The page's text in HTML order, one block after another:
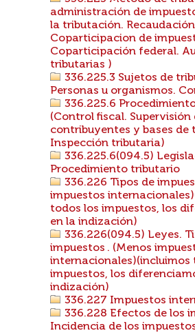
administración de
la tributación.
Coparticipacion de
Coparticipación federal.
tributarias )
336.225.3 Sujetos de
Personas u organismos.
336.225.6
(Control fiscal. Supervisión
contribuyentes y bases de
Inspección tributaria)
336.225.6(094.5)
Procedimiento tributario
336.226 Tipos de
impuestos
todos los impuestos, los
en la indización)
336.226(094.5) Leyes.
impuestos . (Menos
internacionales)(incluimos
impuestos, los
indización)
336.227 Impuestos
336.228 Efectos de los
Incidencia de los